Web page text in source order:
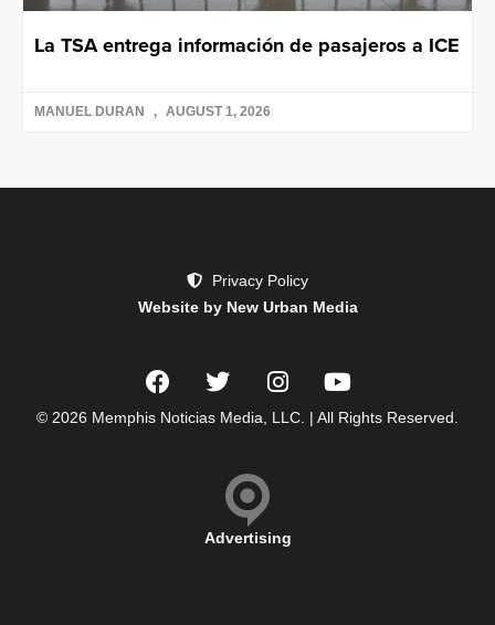
La TSA entrega información de pasajeros a ICE
MANUEL DURAN AUGUST 1, 2026
Privacy Policy
Website by New Urban Media
© 2026 Memphis Noticias Media, LLC. | All Rights Reserved.
Advertising